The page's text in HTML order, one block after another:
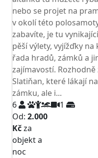
nebo se projet na
v okolí této
zabavíte, je tu
pěší výlety, vyjížďky na
řada hradů, zámků a
zajímavostí.
Slatiňan, které lákají
zámku, ale i...
6
1
Od: 2.000
Kčza
objekt a
noc